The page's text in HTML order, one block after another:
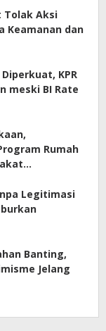
Tolak Aksi
Keamanan dan
KPR
meski BI Rate
Rumah
Legitimasi
Banting,
Jelang